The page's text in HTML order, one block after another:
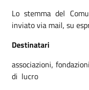
Lo stemma del
inviato via mail, su
Destinatari
associazioni,
di lucro